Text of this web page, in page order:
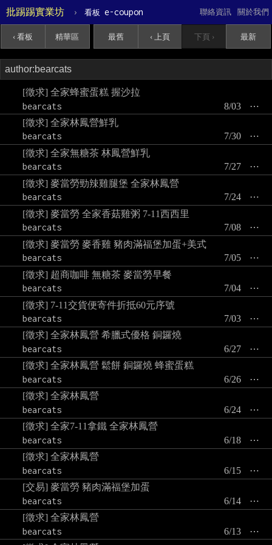
批踢踢實業坊 › 看板 e-coupon 關於我們
聯絡資訊
‹ 看板 精華區 最舊 ‹ 上頁 下頁 › 最新
[徵求] 全家蜂蜜蛋糕 握沙拉
bearcats
⋯
8/03
[徵求] 全家林鳳營鮮乳
bearcats
⋯
7/30
[徵求] 全家無糖茶 林鳳營鮮乳
bearcats
⋯
7/27
[徵求] 麥當勞勁辣雞腿堡 全家林鳳營
bearcats
⋯
7/24
[徵求] 麥當勞 全家香菇雞粥 7-11西西里
bearcats
⋯
7/08
[徵求] 麥當勞 麥香雞 豬肉滿福堡加蛋+美式
bearcats
⋯
7/05
[徵求] 超商咖啡 無糖茶 麥當勞早餐
bearcats
⋯
7/04
[徵求] 7-11交貨便寄件折抵60元序號
bearcats
⋯
7/03
[徵求] 全家林鳳營 希臘式優格 銅鑼燒
bearcats
⋯
6/27
[徵求] 全家林鳳營 鬆餅 銅鑼燒 蜂蜜蛋糕
bearcats
⋯
6/26
[徵求] 全家林鳳營
bearcats
⋯
6/24
[徵求] 全家7-11拿鐵 全家林鳳營
bearcats
⋯
6/18
[徵求] 全家林鳳營
bearcats
⋯
6/15
[交易] 麥當勞 豬肉滿福堡加蛋
bearcats
⋯
6/14
[徵求] 全家林鳳營
bearcats
⋯
6/13